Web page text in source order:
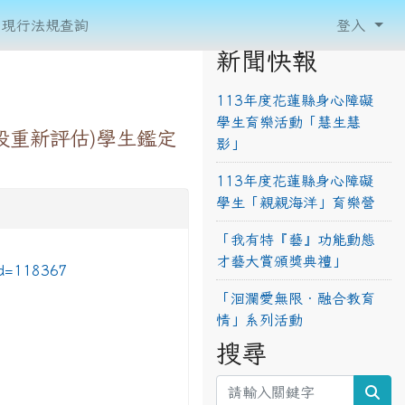
重新評估)學生鑑定
新聞快報
113年度花蓮縣身心障礙
學生育樂活動「慧生慧
影」
113年度花蓮縣身心障礙
學生「親親海洋」育樂營
「我有特『藝』功能動態
才藝大賞頒獎典禮」
「洄瀾愛無限‧融合教育
情」系列活動
搜尋
行法規查詢 登入